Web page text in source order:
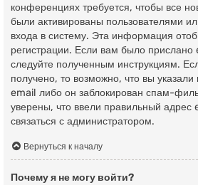
конференциях требуется, чтобы все
были активированы пользователями
входа в систему. Эта информация
регистрации. Если вам было
следуйте полученным инструкциям.
получено, то возможно, что вы
email либо он заблокирован спам-
уверены, что ввели правильный адрес
связаться с администратором.
Вернуться к началу
Почему я не могу войти?